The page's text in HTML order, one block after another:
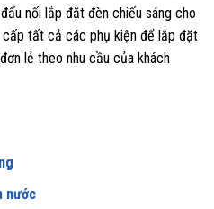
nối lắp đặt đèn chiếu sáng cho
cấp tất cả các phụ kiện để lắp đặt
lẻ theo nhu cầu của khách
nước